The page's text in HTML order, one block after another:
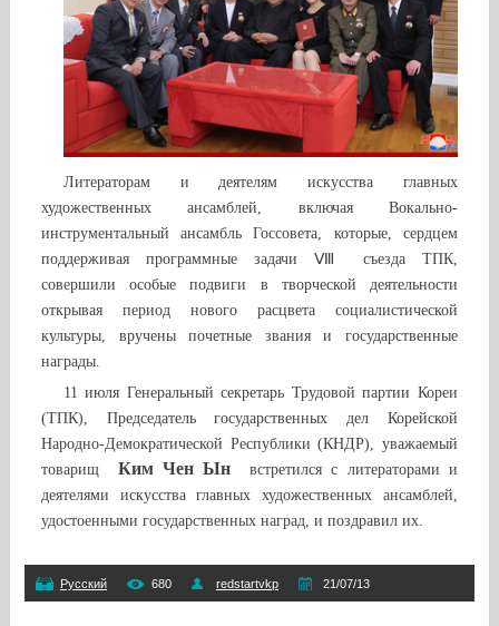
Литераторам и деятелям искусства главных
художественных ансамблей, включая Вокально-
инструментальный ансамбль Госсовета, которые, сердцем
поддерживая программные задачи Ⅷ съезда ТПК,
совершили особые подвиги в творческой деятельности
открывая период нового расцвета социалистической
культуры, вручены почетные звания и государственные
награды.
11 июля Генеральный секретарь Трудовой партии Кореи
(ТПК), Председатель государственных дел Корейской
Народно-Демократической Республики (КНДР), уважаемый
товарищ
Ким Чен Ын
встретился с литераторами и
деятелями искусства главных художественных ансамблей,
удостоенными государственных наград, и поздравил их.
Русский 680 redstartvkp 21/07/13